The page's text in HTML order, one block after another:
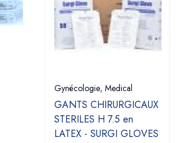
Gynécologie, Medical
GANTS CHIRURGICAUX
STERILES H 7.5 en
LATEX - SURGI GLOVES